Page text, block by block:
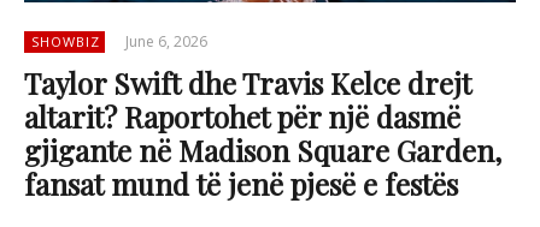
SHOWBIZ June 6, 2026
Taylor Swift dhe Travis Kelce drejt
altarit? Raportohet për një dasmë
gjigante në Madison Square Garden,
fansat mund të jenë pjesë e festës